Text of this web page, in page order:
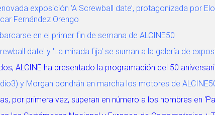
exposición ‘A Screwball date’, protagonizada por
Fernández Orengo
en el primer fin de semana de ALCINE50
date' y 'La mirada fija' se suman a la galería de
ALCINE ha presentado la programación del 50
y Morgan pondrán en marcha los motores de
por primera vez, superan en número a los hombres en